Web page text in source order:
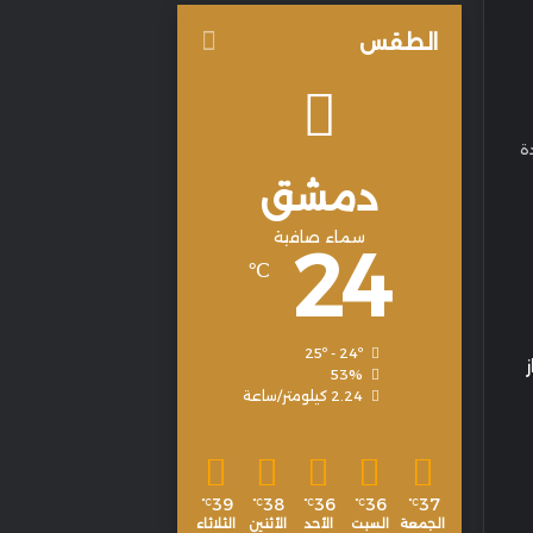
الطقس
دمشق
سماء صافية
24
℃
53%
2.24 كيلومتر/ساعة
37
℃
الجمعة
36
℃
السبت
36
℃
الأحد
38
℃
الأثنين
39
℃
الثلاثاء